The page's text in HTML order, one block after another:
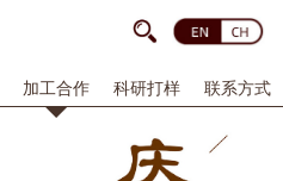
加工合作 科研打样 联系方式